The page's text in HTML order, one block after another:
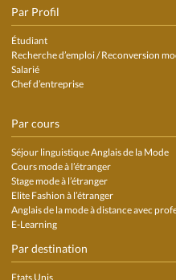
Par Profil
Étudiant
Recherche d’emploi / Reconversion
Salarié
Chef d’entreprise
Par cours
Séjour linguistique Anglais de la Mode
Cours mode à l’étranger
Stage mode à l’étranger
Elite Fashion à l’étranger
Anglais de la mode à distance avec
E-Learning
Par destination
Etats Unis